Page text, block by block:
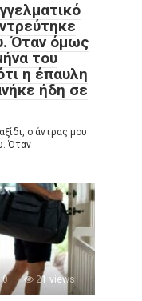
Όταν όμως
του
η έπαυλη
ήδη σε
ο άντρας μου
Όταν
0 21 views